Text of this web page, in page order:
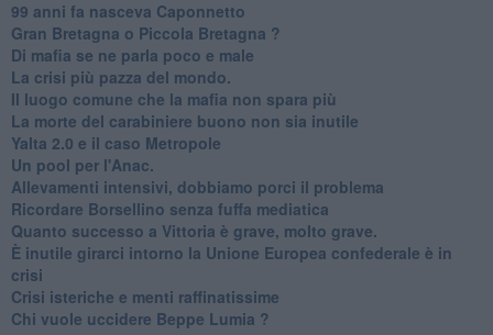
99 anni fa nasceva Caponnetto
Gran Bretagna o Piccola Bretagna ?
Di mafia se ne parla poco e male
La crisi più pazza del mondo.
Il luogo comune che la mafia non spara più
La morte del carabiniere buono non sia inutile
Yalta 2.0 e il caso Metropole
​Un pool per l'Anac.
Allevamenti intensivi, dobbiamo porci il problema
Ricordare Borsellino senza fuffa mediatica
​Quanto successo a Vittoria è grave, molto grave.
​È inutile girarci intorno la Unione Europea confederale è in
crisi
Crisi isteriche e menti raffinatissime
Chi vuole uccidere Beppe Lumia ?